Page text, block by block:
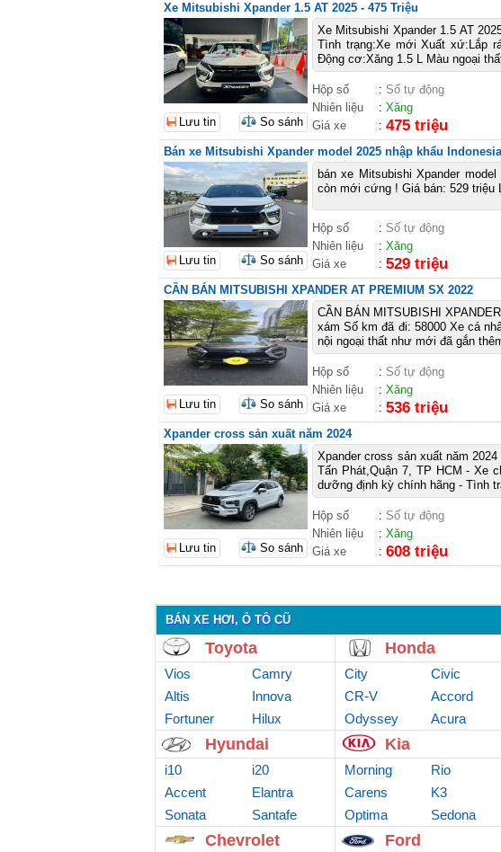
Xe Mitsubishi Xpander 1.5 AT 2025 - 475 Triệu
Xe Mitsubishi Xpander 1.5 AT
Tình trạng:Xe mới Xuất xứ:Lắp
Động cơ:Xăng 1.5 L Màu ngoại
Hộp số : Số tự động
Nhiên liệu
: Xăng
Giá xe
: 475 triệu
Lưu tin So sánh
Bán xe Mitsubishi Xpander model 2025 nhập khẩu
bán xe Mitsubishi Xpander
còn mới cứng ! Giá bán: 529 triệu
Hộp số : Số tự động
Nhiên liệu
: Xăng
Giá xe
: 529 triệu
Lưu tin So sánh
CẦN BÁN MITSUBISHI XPANDER AT PREMIUM SX 2022
CẦN BÁN MITSUBISHI
xám Số km đã đi: 58000 Xe cá
nội ngoại thất như mới đã gắn
Hộp số : Số tự động
Nhiên liệu
: Xăng
Giá xe
: 536 triệu
Lưu tin So sánh
Xpander cross sản xuất năm 2024
Xpander cross sản xuất năm
Tấn Phát,Quận 7, TP HCM - Xe
dưỡng định kỳ chính hãng - Tình
Hộp số : Số tự động
Nhiên liệu
: Xăng
Giá xe
: 608 triệu
Lưu tin So sánh
BÁN XE HƠI, Ô TÔ CŨ
Toyota
Vios
Camry
Altis
Innova
Fortuner
Hilux
Honda
City
Civic
CR-V
Accord
Odyssey
Acura
Hyundai
i10
i20
Accent
Elantra
Sonata
Santafe
Kia
Morning
Rio
Carens
K3
Optima
Sedona
Chevrolet Ford